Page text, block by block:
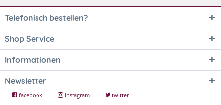
Telefonisch bestellen?
Shop Service
Informationen
Newsletter
facebook instagram
twitter